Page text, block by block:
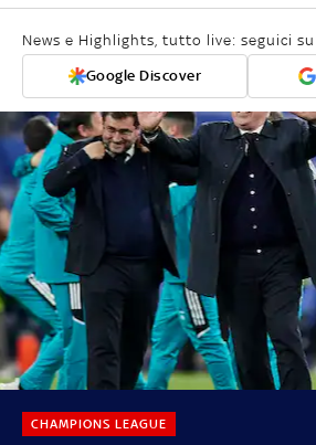
News e Highlights, tutto live: seguici su
Google Discover
CHAMPIONS LEAGUE